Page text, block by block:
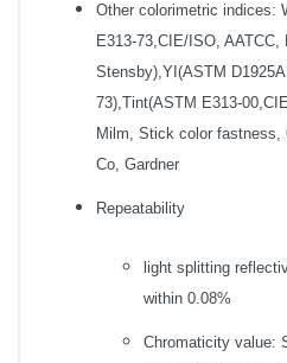
Other colorimetric indices:
E313-73,CIE/ISO, AATCC,
Stensby),YI(ASTM
73),Tint(ASTM E313-
Milm, Stick color
Co, Gardner
Repeatability
light splitting
within 0.08%
Chromaticity value: